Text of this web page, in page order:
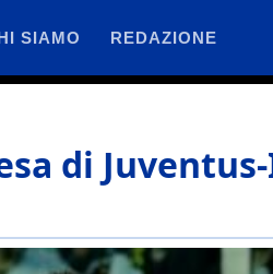
SIAMO REDAZIONE
di